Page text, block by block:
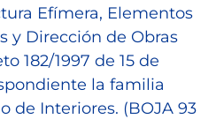
Efímera, Elementos
y Dirección de Obras
182/1997 de 15 de
la familia
de Interiores. (BOJA 93